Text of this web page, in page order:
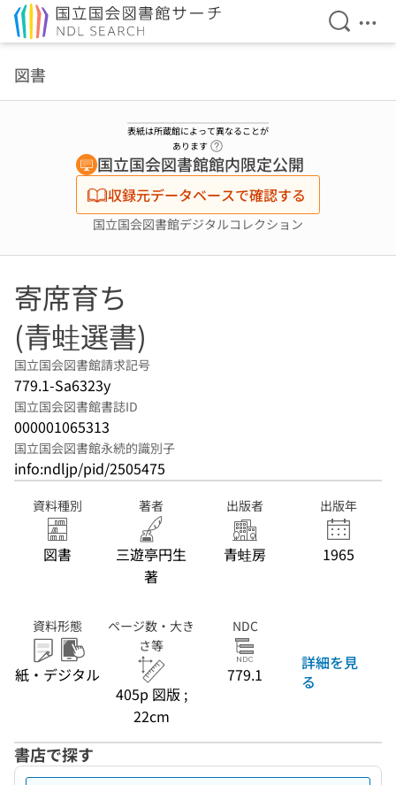
検索を
メ
図書
表紙は所蔵館によって異なることが
あります
国立国会図書館館内限定公開
収録元データベースで確認する
国立国会図書館デジタルコレクション
寄席育ち
(青蛙選書)
国立国会図書館請求記号
779.1-Sa6323y
国立国会図書館書誌ID
000001065313
国立国会図書館永続的識別子
info:ndljp/pid/2505475
資料種別
図書
著者
三遊亭円生
著
出版者
青蛙房
出版年
1965
資料形態
紙・デジタル
ページ数・大き
さ等
405p 図版 ;
22cm
NDC
779.1
詳細を見
る
書店で探す